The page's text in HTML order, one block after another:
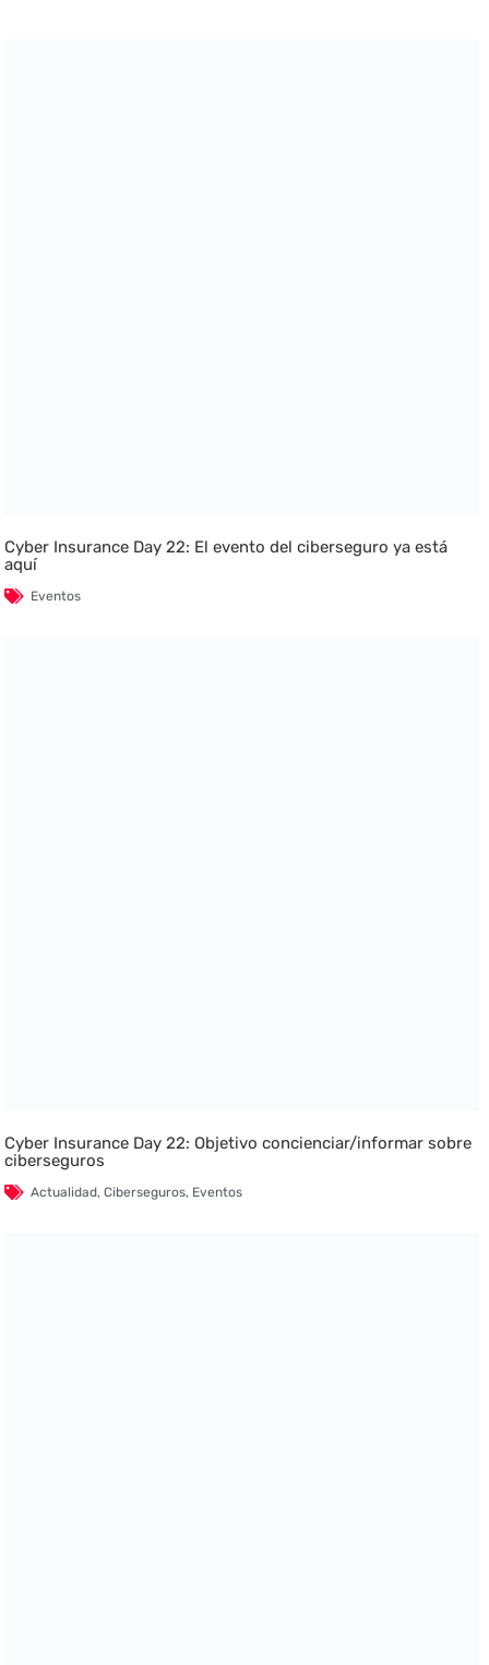
Cyber Insurance Day 22: El evento del ciberseguro ya está
aquí
Eventos
Cyber Insurance Day 22: Objetivo concienciar/informar sobre
ciberseguros
Actualidad,Ciberseguros, Eventos